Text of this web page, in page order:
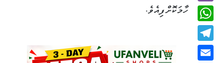
Viber
Telegram
ހާމަކޮށްފިއެވެ.